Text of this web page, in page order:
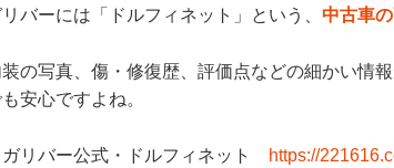
バーには「ドルフィネット」という、 中古車
の写真、傷・修復歴、評価点などの細かい情
安心ですよね。
ガリバー公式・ドルフィネット https://